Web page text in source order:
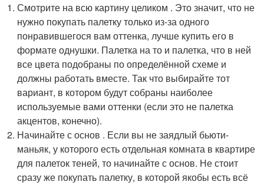
Смотрите на всю картину целиком . Это значит, что не
нужно покупать палетку только из-за одного
понравившегося вам оттенка, лучше купить его в
формате однушки. Палетка на то и палетка, что в ней
все цвета подобраны по определённой схеме и
должны работать вместе. Так что выбирайте тот
вариант, в котором будут собраны наиболее
используемые вами оттенки (если это не палетка
акцентов, конечно).
Начинайте с основ . Если вы не заядлый бьюти-
маньяк, у которого есть отдельная комната в квартире
для палеток теней, то начинайте с основ. Не стоит
сразу же покупать палетку, в которой якобы есть всё